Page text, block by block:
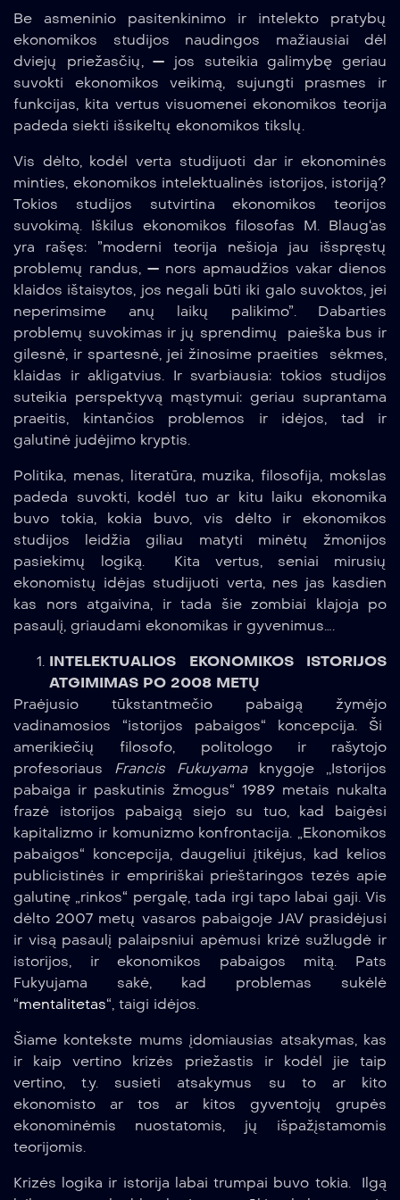
Be asmeninio pasitenkinimo ir intelekto pratybų
ekonomikos studijos naudingos mažiausiai dėl
dviejų priežasčių, — jos suteikia galimybę geriau
suvokti ekonomikos veikimą, sujungti prasmes ir
funkcijas, kita vertus visuomenei ekonomikos teorija
padeda siekti išsikeltų ekonomikos tikslų.
Vis dėlto, kodėl verta studijuoti dar ir ekonominės
minties, ekonomikos intelektualinės istorijos, istoriją?
Tokios studijos sutvirtina ekonomikos teorijos
suvokimą. Iškilus ekonomikos filosofas M. Blaug‘as
yra rašęs: ”moderni teorija nešioja jau išspręstų
problemų randus, — nors apmaudžios vakar dienos
klaidos ištaisytos, jos negali būti iki galo suvoktos, jei
neperimsime anų laikų palikimo”. Dabarties
problemų suvokimas ir jų sprendimų paieška bus ir
gilesnė, ir spartesnė, jei žinosime praeities sėkmes,
klaidas ir akligatvius. Ir svarbiausia: tokios studijos
suteikia perspektyvą mąstymui: geriau suprantama
praeitis, kintančios problemos ir idėjos, tad ir
galutinė judėjimo kryptis.
Politika, menas, literatūra, muzika, filosofija, mokslas
padeda suvokti, kodėl tuo ar kitu laiku ekonomika
buvo tokia, kokia buvo, vis dėlto ir ekonomikos
studijos leidžia giliau matyti minėtų žmonijos
pasiekimų logiką. Kita vertus, seniai mirusių
ekonomistų idėjas studijuoti verta, nes jas kasdien
kas nors atgaivina, ir tada šie zombiai klajoja po
pasaulį, griaudami ekonomikas ir gyvenimus….
INTELEKTUALIOS EKONOMIKOS ISTORIJOS
ATGIMIMAS PO 2008 METŲ
Praėjusio tūkstantmečio pabaigą žymėjo
vadinamosios “istorijos pabaigos“ koncepcija. Ši
amerikiečių filosofo, politologo ir rašytojo
profesoriaus Francis Fukuyamaknygoje ,,Istorijos
pabaiga ir paskutinis žmogus“ 1989 metais nukalta
frazė istorijos pabaigą siejo su tuo, kad baigėsi
kapitalizmo ir komunizmo konfrontacija. „Ekonomikos
pabaigos“ koncepcija, daugeliui įtikėjus, kad kelios
publicistinės ir empririškai prieštaringos tezės apie
galutinę „rinkos“ pergalę, tada irgi tapo labai gaji. Vis
dėlto 2007 metų vasaros pabaigoje JAV prasidėjusi
ir visą pasaulį palaipsniui apėmusi krizė sužlugdė ir
istorijos, ir ekonomikos pabaigos mitą. Pats
Fukyujama sakė, kad problemas sukėlė
“mentalitetas“, taigi idėjos.
Šiame kontekste mums įdomiausias atsakymas, kas
ir kaip vertino krizės priežastis ir kodėl jie taip
vertino, t.y. susieti atsakymus su to ar kito
ekonomisto ar tos ar kitos gyventojų grupės
ekonominėmis nuostatomis, jų išpažįstamomis
teorijomis.
Krizės logika ir istorija labai trumpai buvo tokia. Ilgą